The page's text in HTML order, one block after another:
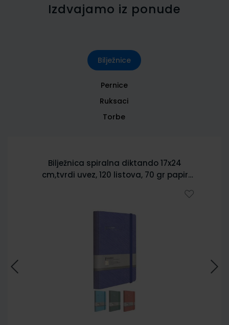
Izdvajamo iz ponude
Bilježnice
Pernice
Ruksaci
Torbe
Bilježnica spiralna diktando 17x24
cm,tvrdi uvez, 120 listova, 70 gr papir